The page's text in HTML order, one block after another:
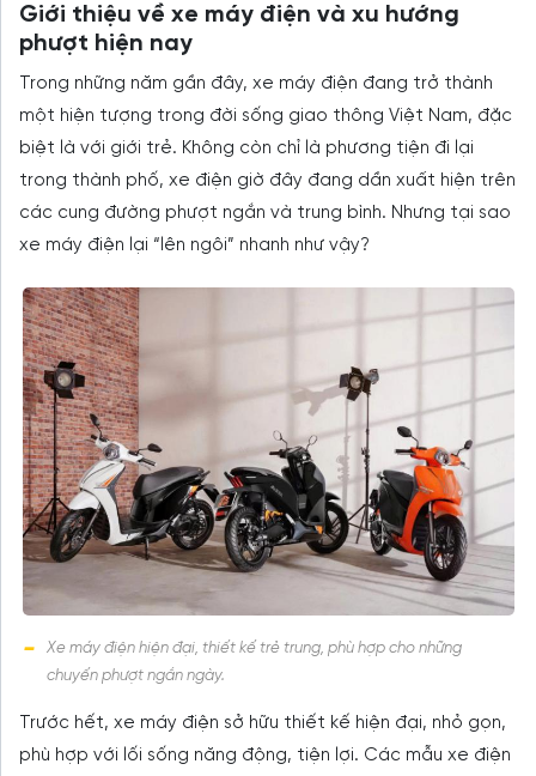
Giới thiệu về xe máy điện và xu hướng
phượt hiện nay
Trong những năm gần đây, xe máy điện đang trở thành
một hiện tượng trong đời sống giao thông Việt Nam, đặc
biệt là với giới trẻ. Không còn chỉ là phương tiện đi lại
trong thành phố, xe điện giờ đây đang dần xuất hiện trên
các cung đường phượt ngắn và trung bình. Nhưng tại sao
xe máy điện lại “lên ngôi” nhanh như vậy?
Xe máy điện hiện đại, thiết kế trẻ trung, phù hợp cho những
chuyến phượt ngắn ngày.
Trước hết, xe máy điện sở hữu thiết kế hiện đại, nhỏ gọn,
phù hợp với lối sống năng động, tiện lợi. Các mẫu xe điện